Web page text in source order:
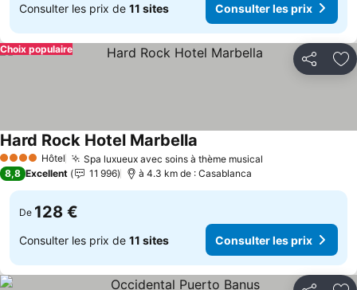
Consulter les prix de 11 sites Consulter les prix
Partager
Choix populaire
4 Étoiles Hôtel Spa luxueux avec soins à thème musical
Hard Rock Hotel Marbella
8,8 Excellent 11 996 à 4.3 km de : Casablanca
De 128 €
Consulter les prix de 11 sites Consulter les prix